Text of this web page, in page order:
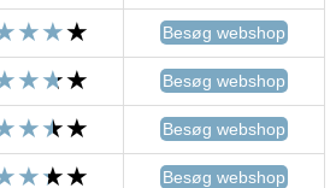
Besøg webshop
Besøg webshop
Besøg webshop
Besøg webshop